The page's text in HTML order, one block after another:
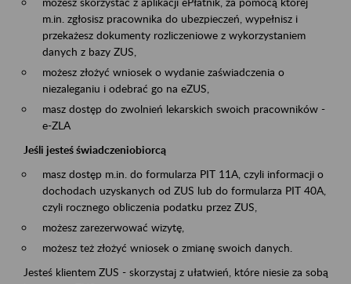
m.in. zgłosisz pracownika do ubezpieczeń, wypełnisz i
przekażesz dokumenty rozliczeniowe z wykorzystaniem
danych z bazy ZUS,
możesz złożyć wniosek o wydanie zaświadczenia o
niezaleganiu i odebrać go na eZUS,
masz dostęp do zwolnień lekarskich swoich pracowników -
e-ZLA
Jeśli jesteś świadczeniobiorcą
masz dostęp m.in. do formularza PIT 11A, czyli informacji o
dochodach uzyskanych od ZUS lub do formularza PIT 40A,
czyli rocznego obliczenia podatku przez ZUS,
możesz zarezerwować wizytę,
możesz też złożyć wniosek o zmianę swoich danych.
Jesteś klientem ZUS - skorzystaj z ułatwień, które niesie za sobą